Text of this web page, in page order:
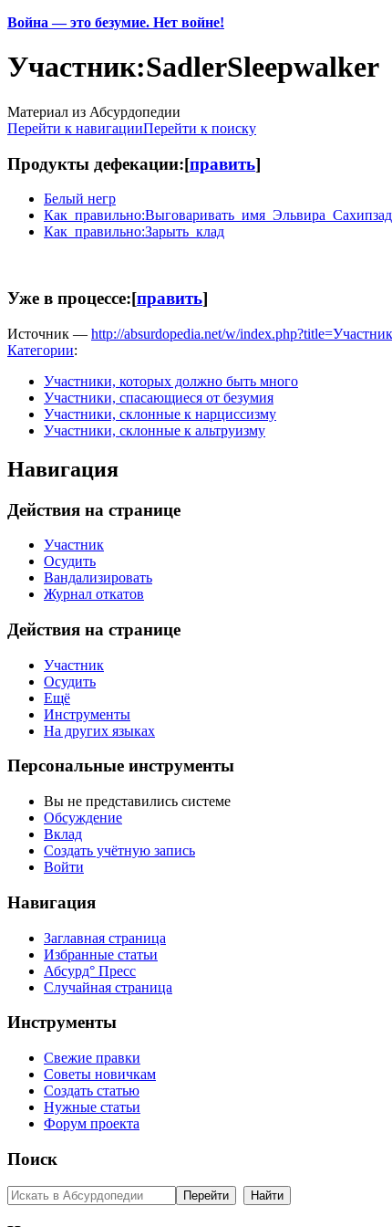
Война — это безумие. Нет войне!
Участник:SadlerSleepwalker
Материал из Абсурдопедии
Перейти к навигацииПерейти к поиску
Продукты дефекации:[править]
Белый негр
Как_правильно:Зарыть_клад
Уже в процессе:[править]
Источник — http://absurdopedia.net/w/
Категории:
Участники, которых должно быть много
Участники, спасающиеся от безумия
Участники, склонные к нарциссизму
Участники, склонные к альтруизму
Навигация
Действия на странице
Участник
Осудить
Вандализировать
Журнал откатов
Действия на странице
Участник
Осудить
Ещё
Инструменты
На других языках
Персональные инструменты
Вы не представились системе
Обсуждение
Вклад
Создать учётную запись
Войти
Навигация
Заглавная страница
Избранные статьи
Абсурд° Пресс
Случайная страница
Инструменты
Свежие правки
Советы новичкам
Создать статью
Нужные статьи
Форум проекта
Поиск